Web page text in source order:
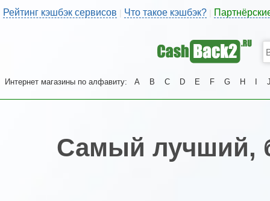
Рейтинг кэшбэк сервисов | Что такое кэшбэк?
Интернет магазины по алфавиту: A B C D E F G H
Самый лучший,